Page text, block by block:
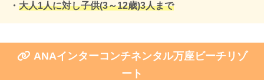
・ 大人1人に対し子供(3～12歳)3人まで
ANAインターコンチネンタル万座ビーチリゾ
ート